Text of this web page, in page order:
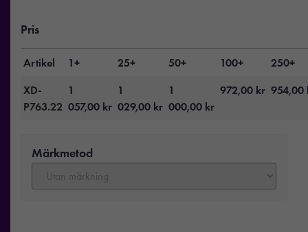
Pris
Artikel 1+ 25+ 50+ 100+
250+
XD-
P763.22
1
057,00 kr
1
029,00 kr
1
000,00 kr
972,00 kr 954,00
Märkmetod